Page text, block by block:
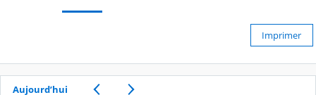
Imprimer
Aujourd’hui